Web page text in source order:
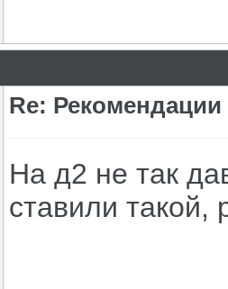
Re:
На д2 не так
ставили такой,